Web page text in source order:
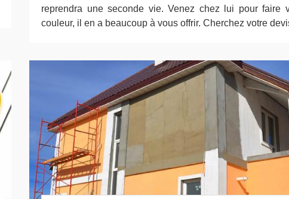
reprendra une seconde vie. Venez chez lui pour faire
couleur, il en a beaucoup à vous offrir. Cherchez votre